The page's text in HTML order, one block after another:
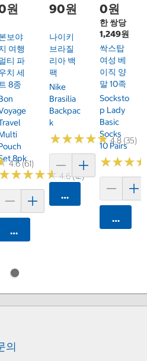
4.6 (61)
원
보야
여행
티 파
치 세
트 8종
8pk
★★★★★
★★★★★4.6 (12)
카트에 담기
90원
나이키
브라질
리아 백
팩
Nike
Brasilia
Backpac
K
★★★★★
★★★★★4.8 (35)
카트에 담기
0원
한 쌍당
1,249원
싹스탑
여성 베
이직 양
말 10족
Socksto
P Lady
Basic
Socks
10 Pairs
★★★
★★★
카트에
의